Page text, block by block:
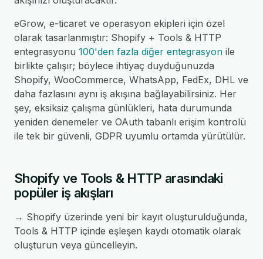
eGrow, e-ticaret ve operasyon ekipleri için özel
olarak tasarlanmıştır: Shopify + Tools & HTTP
entegrasyonu 100'den fazla diğer entegrasyon ile
birlikte çalışır; böylece ihtiyaç duyduğunuzda
Shopify, WooCommerce, WhatsApp, FedEx, DHL ve
daha fazlasını aynı iş akışına bağlayabilirsiniz. Her
şey, eksiksiz çalışma günlükleri, hata durumunda
yeniden denemeler ve OAuth tabanlı erişim kontrolü
ile tek bir güvenli, GDPR uyumlu ortamda yürütülür.
Shopify ve Tools & HTTP arasındaki
popüler iş akışları
→ Shopify üzerinde yeni bir kayıt oluşturulduğunda,
Tools & HTTP içinde eşleşen kaydı otomatik olarak
oluşturun veya güncelleyin.